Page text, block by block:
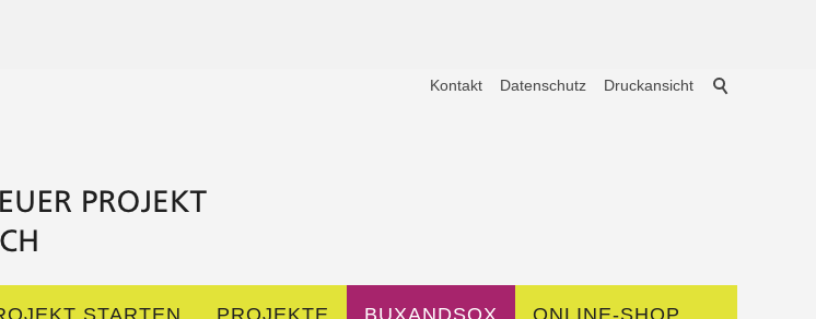
Kontakt Datenschutz Druckansicht
STARTEN PROJEKTE BUXANDSOX ONLINE-SHOP